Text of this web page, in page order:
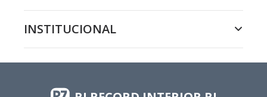
INSTITUCIONAL